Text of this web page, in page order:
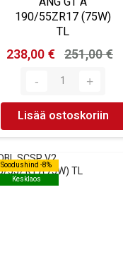
190/55ZR17 (75W)
TL
238,00 € 251,00 €
Lisää ostoskoriin
Soodushind -8%
Kesklaos
Soodushind -8%
Kesklaos